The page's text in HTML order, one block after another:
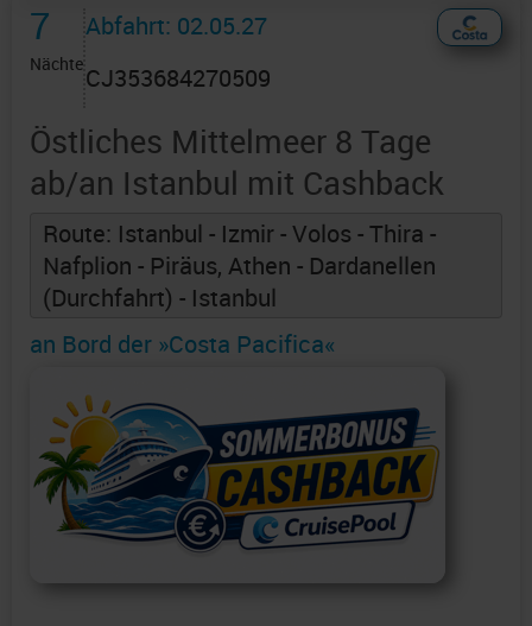
7
Nächte
Abfahrt: 02.05.27
CJ353684270509
Östliches Mittelmeer 8 Tage
ab/an Istanbul mit Cashback
Route: Istanbul - Izmir - Volos - Thira -
Nafplion - Piräus, Athen - Dardanellen
(Durchfahrt) - Istanbul
an Bord der »Costa Pacifica«